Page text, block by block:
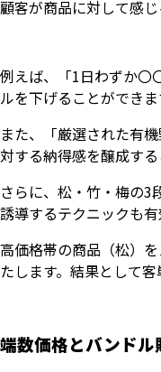
顧客が商品に対して感
例えば、「1日わずか〇
ルを下げることができま
また、「厳選された有
対する納得感を醸成する
さらに、松・竹・梅の3
誘導するテクニックも有
高価格帯の商品（松）
たします。結果として客
端数価格とバンドル